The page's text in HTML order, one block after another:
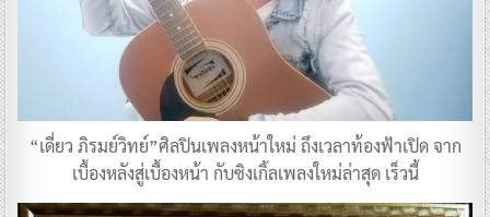
“เดี่ยว ภิรมย์วิทย์”ศิลปินเพลงหน้าใหม่ ถึงเวลาท้องฟ้าเปิด จาก
เบื้องหลังสู่เบื้องหน้า กับซิงเกิ้ลเพลงใหม่ล่าสุด เร็วนี้